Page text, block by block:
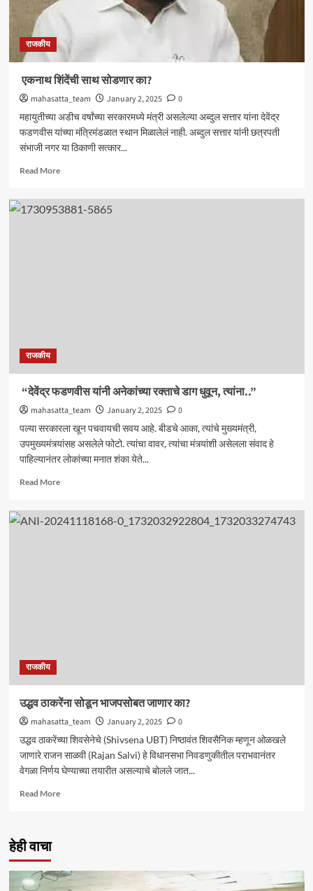
राजकीय
एकनाथ शिंदेंची साथ सोडणार का?
mahasatta_team January 2, 2025
0
महायुतीच्या अडीच वर्षांच्या सरकारमध्ये मंत्री असलेल्या अब्दुल सत्तार यांना देवेंद्र
फडणवीस यांच्या मंत्रिमंडळात स्थान मिळालेलं नाही. अब्दुल सत्तार यांनी छत्रपती
संभाजी नगर या ठिकाणी सत्कार...
Read MoreRead
एकनाथ
राजकीय
“देवेंद्र फडणवीस यांनी अनेकांच्या रक्ताचे डाग धुवून, त्यांना..”
mahasatta_team January 2, 2025
0
पल्या सरकारला खून पचवायची सवय आहे. बीडचे आका, त्यांचे मुख्यमंत्री,
उपमुख्यमंत्र्यांसह असलेले फोटो. त्यांचा वावर, त्यांचा मंत्र्यांशी असेलला संवाद हे
पाहिल्यानंतर लोकांच्या मनात शंका येते...
Read MoreRead
“देवेंद्र
राजकीय
उद्धव ठाकरेंना सोडून भाजपसोबत जाणार का?
mahasatta_team January 2, 2025
0
उद्धव ठाकरेंच्या शिवसेनेचे (Shivsena UBT) निष्ठावंत शिवसैनिक म्हणून ओळखले
जाणारे राजन साळवी (Rajan Salvi) हे विधानसभा निवडणुकीतील पराभवानंतर
वेगळा निर्णय घेण्याच्या तयारीत असल्याचे बोलले जात...
Read MoreRead
भाजपसोबत
हेही वाचा